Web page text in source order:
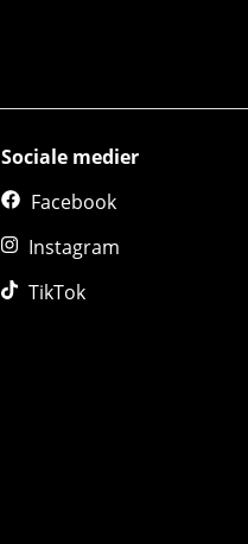
Sociale medier
Facebook
Instagram
TikTok